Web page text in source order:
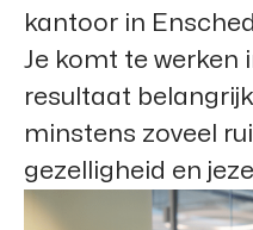
kantoor in
Je komt te werken
resultaat
minstens zoveel
gezelligheid en